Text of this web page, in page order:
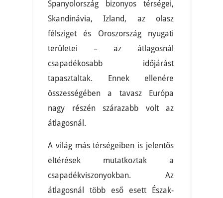
Spanyolország bizonyos térségei,
Skandinávia, Izland, az olasz
félsziget és Oroszország nyugati
területei – az átlagosnál
csapadékosabb időjárást
tapasztaltak. Ennek ellenére
összességében a tavasz Európa
nagy részén szárazabb volt az
átlagosnál.
A világ más térségeiben is jelentős
eltérések mutatkoztak a
csapadékviszonyokban. Az
átlagosnál több eső esett Észak-